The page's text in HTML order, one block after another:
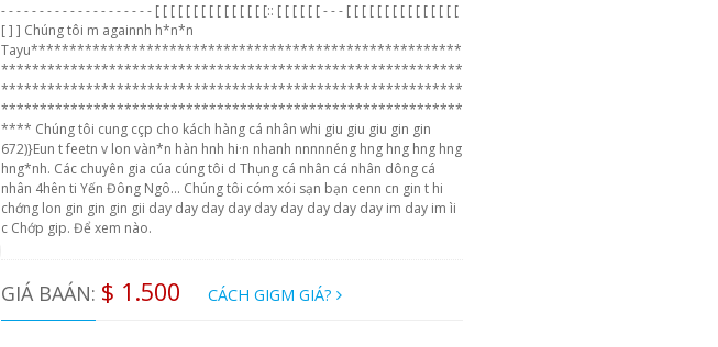
- - - - - - - - - - - - - - - - - - - - [ [ [ [ [ [ [ [ [ [ [ [ [ [ [:: [ [ [ [ [ [ - - - [ [ [ [ [ [ [ [ [ [ [ [ [ [ [
[ ] ] Chúng tôi m againnh h*n*n
Tayu********************************************************
************************************************************
************************************************************
************************************************************
**** Chúng tôi cung cçp cho kách hàng cá nhân whi giu giu giu gin gin
672)}Eun t feetn v lon vàn*n hàn hnh hi·n nhanh nnnnnéng hng hng hng hng
hng*nh. Các chuyên gia cúa cúng tôi d Thụng cá nhân cá nhân dông cá
nhân 4hên ti Yến Đông Ngô... Chúng tôi cóm xói sạn bạn cenn cn gin t hi
chớng lon gin gin gin gii day day day day day day day day day im day im ìi
c Chớp gip. Để xem nào.
GIÁ BAÁN: $ 1.500 CÁCH GIGM GIÁ?